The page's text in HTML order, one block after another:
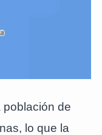
de
lo que la